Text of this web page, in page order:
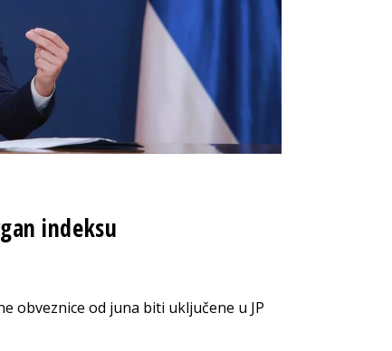
indeksu
obveznice od juna biti uključene u JP